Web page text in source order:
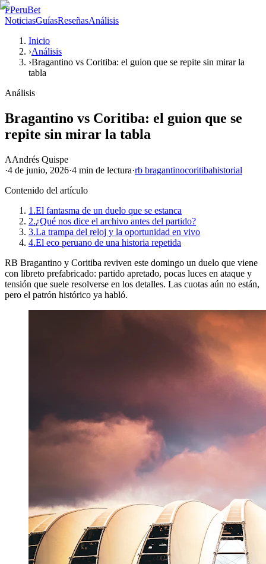
PPeruBet
NoticiasGuíasReseñasAnálisis
Inicio
›Análisis
›Bragantino vs Coritiba: el guion que se repite sin mirar la
tabla
Análisis
Bragantino vs Coritiba: el guion que se
repite sin mirar la tabla
AAndrés Quispe
·4 de junio, 2026·4 min de lectura·rb bragantinocoritibahistorial
Contenido del artículo
1.El fantasma de un duelo que se estanca
2.¿Qué nos dice el archivo antes del partido?
3.La trampa del reloj y la oportunidad en vivo
4.El eco peruano de una historia repetida
RB Bragantino y Coritiba reviven este domingo un duelo que viene
con libreto prefabricado: partido apretado, pocas luces en ataque y
tensión que suele resolverse en los detalles. Las cuotas aún no están,
pero el patrón histórico ya habló.